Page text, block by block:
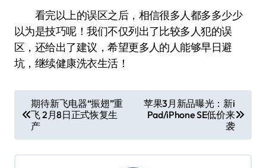
看完以上的误区之后，相信很多人都多多少少
以为是技巧呢！我们不仅列出了比较多人犯的误
区，还给出了建议，希望更多人的人能够早日避
坑，继续健康洗衣生活！
章
导
航
期待新飞电器“振翅”重
飞 2月8日正式恢复生
产
苹果3月新品曝光：新i
Pad/iPhone SE低价来
袭